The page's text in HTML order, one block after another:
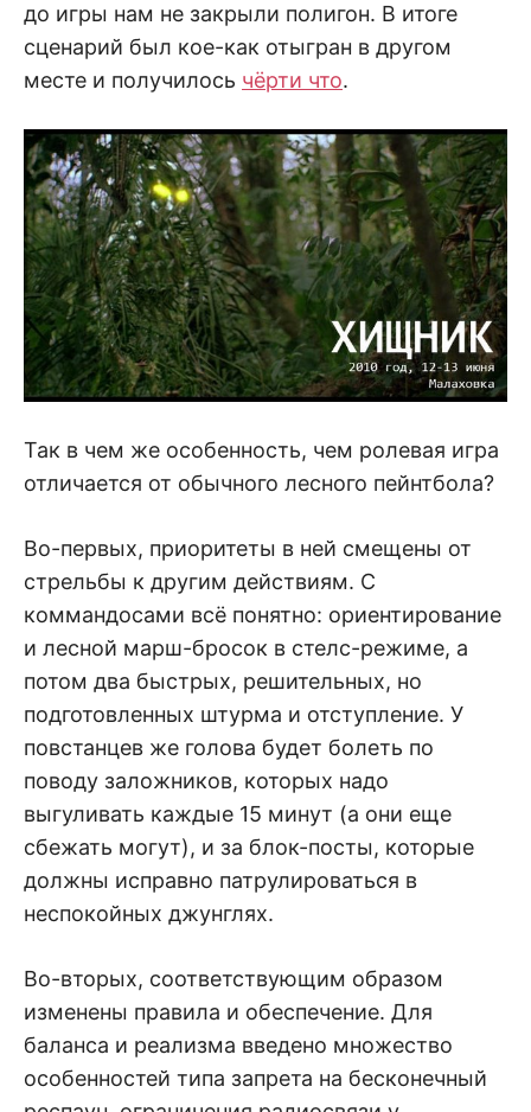
до игры нам не закрыли полигон. В итоге
сценарий был кое-как отыгран в другом
месте и получилось чёрти что.
Так в чем же особенность, чем ролевая игра
отличается от обычного лесного пейнтбола?
Во-первых, приоритеты в ней смещены от
стрельбы к другим действиям. С
коммандосами всё понятно: ориентирование
и лесной марш-бросок в стелс-режиме, а
потом два быстрых, решительных, но
подготовленных штурма и отступление. У
повстанцев же голова будет болеть по
поводу заложников, которых надо
выгуливать каждые 15 минут (а они еще
сбежать могут), и за блок-посты, которые
должны исправно патрулироваться в
неспокойных джунглях.
Во-вторых, соответствующим образом
изменены правила и обеспечение. Для
баланса и реализма введено множество
особенностей типа запрета на бесконечный